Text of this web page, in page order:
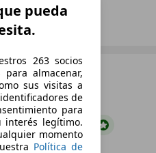
Súperoferta
pueda
263 socios
para almacenar,
sus visitas a
de
para
interés legítimo.
momento
Política de